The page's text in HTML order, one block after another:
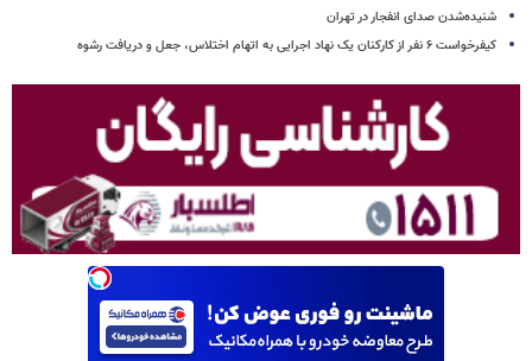
شنیده‌شدن صدای انفجار در تهران
کیفرخواست ۶ نفر از کارکنان یک نهاد اجرایی به اتهام اختلاس، جعل و دریافت رشوه